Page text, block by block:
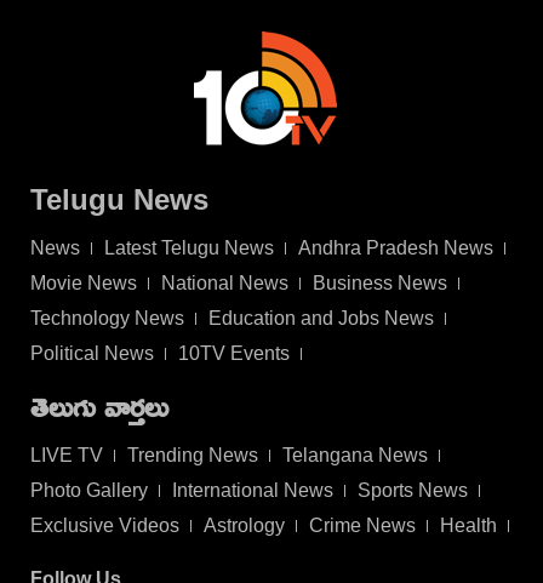
Telugu News
News Latest Telugu News
Andhra Pradesh News
Movie News
National News
Business News
Technology News
Education and Jobs News
Political News
10TV Events
తెలుగు వార్తలు
LIVE TV Trending News
Telangana News
Photo Gallery
International News
Sports News
Exclusive Videos
Astrology Crime News Health
Follow Us